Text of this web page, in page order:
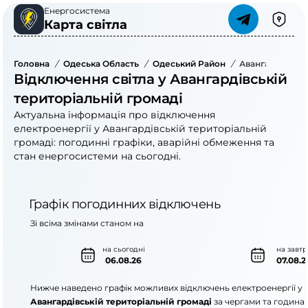
Енергосистема
Карта світла
Головна / Одеська Область / Одеський Район /
Відключення світла у Авангардівській
територіальній громаді
Актуальна інформація про відключення
електроенергії у Авангардівській територіальній
громаді: погодинні графіки, аварійні обмеження та
стан енергосистеми на сьогодні.
Графік погодинних відключень
на сьогодні
06.08.26
на
Зі всіма змінами станом на
Нижче наведено графік можливих відключень електроенергії у
Авангардівській територіальній громаді за чергами та